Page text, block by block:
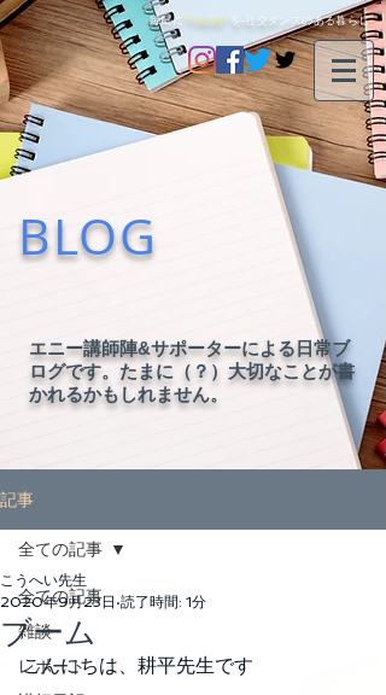
毎日に"happy" を-社交ダンスのある暮らし-
BLOG
エニー講師陣&サポーターによる日常ブ
ログです。たまに（？）大切なことが書
かれるかもしれません。
記事
全ての記事
雑談
レポート
全ての記事
ブーム
こうへい先生
2020年9月23日 読了時間: 1分
こんにちは、耕平先生です